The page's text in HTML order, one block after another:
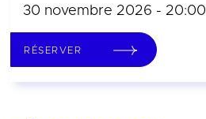
30 novembre 2026 - 20:00
RÉSERVER